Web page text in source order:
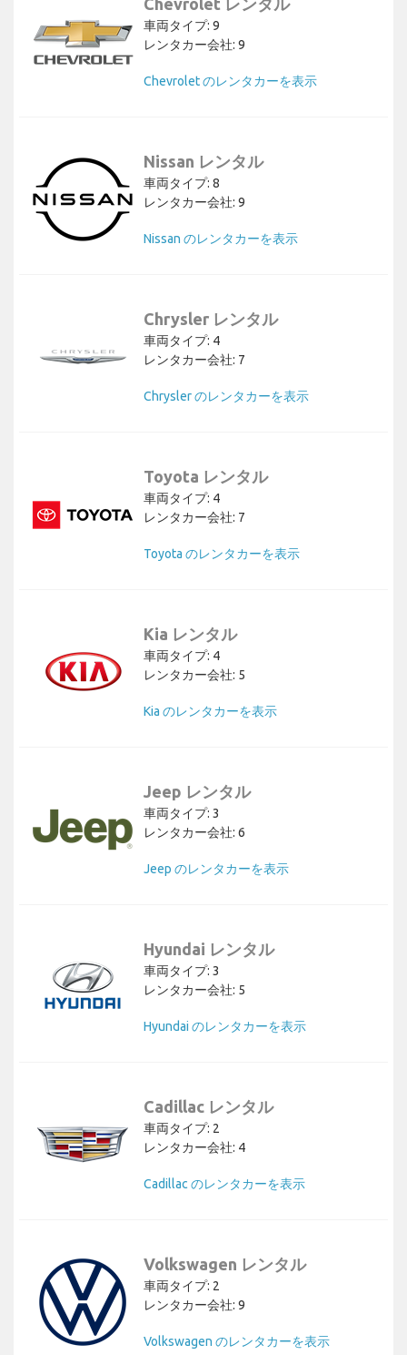
Chevrolet レンタル
車両タイプ: 9
レンタカー会社: 9
Chevrolet のレンタカーを表示
Nissan レンタル
車両タイプ: 8
レンタカー会社: 9
Nissan のレンタカーを表示
Chrysler レンタル
車両タイプ: 4
レンタカー会社: 7
Chrysler のレンタカーを表示
Toyota レンタル
車両タイプ: 4
レンタカー会社: 7
Toyota のレンタカーを表示
Kia レンタル
車両タイプ: 4
レンタカー会社: 5
Kia のレンタカーを表示
Jeep レンタル
車両タイプ: 3
レンタカー会社: 6
Jeep のレンタカーを表示
Hyundai レンタル
車両タイプ: 3
レンタカー会社: 5
Hyundai のレンタカーを表示
Cadillac レンタル
車両タイプ: 2
レンタカー会社: 4
Cadillac のレンタカーを表示
Volkswagen レンタル
車両タイプ: 2
レンタカー会社: 9
Volkswagen のレンタカーを表示